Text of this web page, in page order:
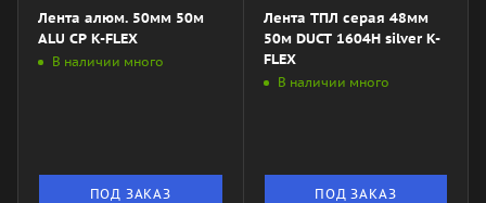
Лента алюм. 50мм 50м
ALU CP K-FLEX
В наличии много
ПОД ЗАКАЗ
Лента ТПЛ серая 48мм
50м DUCT 1604H silver K-
FLEX
В наличии много
ПОД ЗАКАЗ